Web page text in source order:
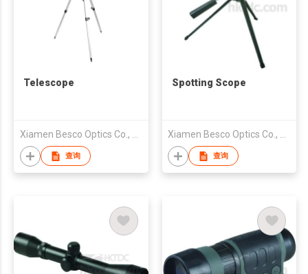
Telescope
查询
Spotting Scope
查询